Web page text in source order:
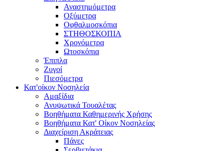
Αναστημόμετρα
Οξύμετρα
Οφθαλμοσκόπια
ΣΤΗΘΟΣΚΟΠΙΑ
Χρονόμετρα
Ωτοσκόπια
Έπιπλα
Ζυγοί
Πιεσόμετρα
Κατ'οίκον Νοσηλεία
Αμαξίδια
Ανυψωτικά Τουαλέτας
Βοηθήματα Καθημερινής Χρήσης
Βοηθήματα Κατ' Οίκον Νοσηλείας
Διαχείριση Ακράτειας
Πάνες